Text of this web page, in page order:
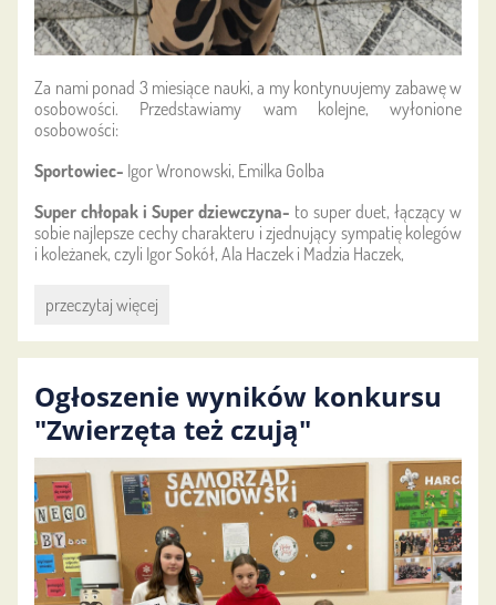
Za nami ponad 3 miesiące nauki, a my kontynuujemy zabawę w
osobowości. Przedstawiamy wam kolejne, wyłonione
osobowości:
Sportowiec- Igor Wronowski, Emilka Golba
Super chłopak i Super dziewczyna- to super duet, łączący w
sobie najlepsze cechy charakteru i zjednujący sympatię kolegów
i koleżanek, czyli Igor Sokół, Ala Haczek i Madzia Haczek,
Osobowości
przeczytaj więcej
Ogłoszenie wyników konkursu
"Zwierzęta też czują"